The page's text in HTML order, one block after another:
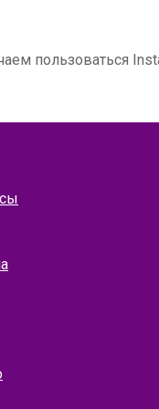
пользоваться